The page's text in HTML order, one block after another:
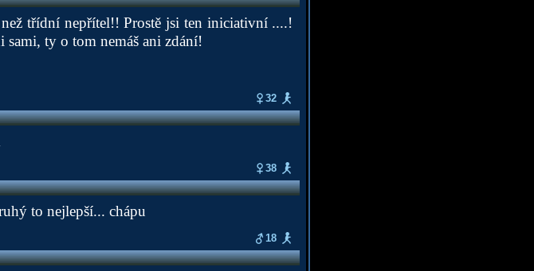
třídní nepřítel!! Prostě jsi ten iniciativní ....!
ty o tom nemáš ani zdání!
32
38
to nejlepší... chápu
18